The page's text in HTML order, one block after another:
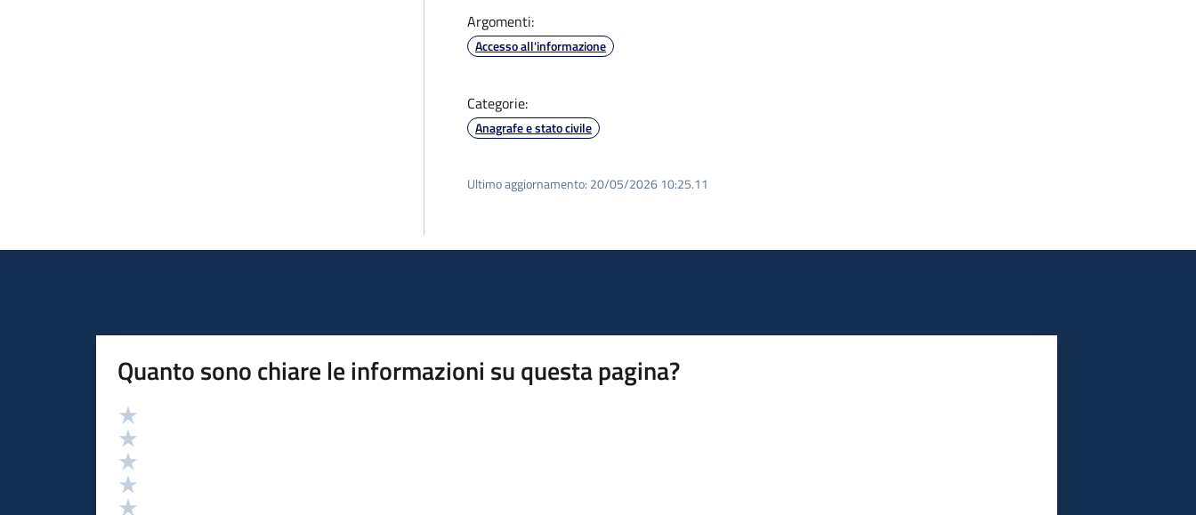
Argomenti:
Accesso all'informazione
Categorie:
Anagrafe e stato civile
Ultimo aggiornamento: 20/05/2026 10:25.11
Quanto sono chiare le informazioni su questa pagina?
Valutazione